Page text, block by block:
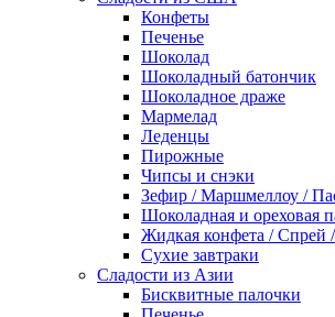
Конфеты
Печенье
Шоколад
Шоколадный батончик
Шоколадное драже
Мармелад
Леденцы
Пирожные
Чипсы и снэки
Зефир / Маршмеллоу /
Шоколадная и ореховая
Жидкая конфета / Спрей
Сухие завтраки
Сладости из Азии
Бисквитные палочки